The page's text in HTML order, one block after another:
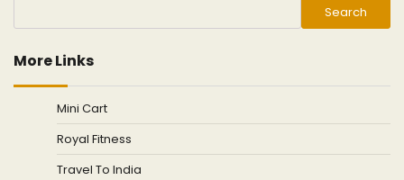
Search
More Links
Mini Cart
Royal Fitness
Travel To India